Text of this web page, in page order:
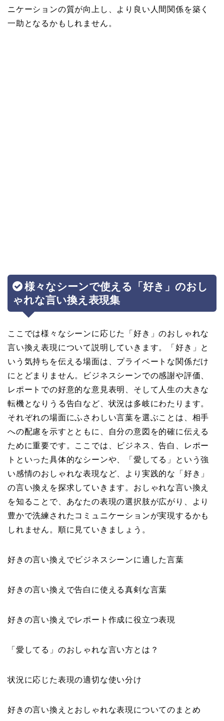
ニケーションの質が向上し、より良い人間関係を築く
一助となるかもしれません。
様々なシーンで使える「好き」のおし
ゃれな言い換え表現集
ここでは様々なシーンに応じた「好き」のおしゃれな
言い換え表現について説明していきます。「好き」と
いう気持ちを伝える場面は、プライベートな関係だけ
にとどまりません。ビジネスシーンでの感謝や評価、
レポートでの好意的な意見表明、そして人生の大きな
転機となりうる告白など、状況は多岐にわたります。
それぞれの場面にふさわしい言葉を選ぶことは、相手
への配慮を示すとともに、自分の意図を的確に伝える
ために重要です。ここでは、ビジネス、告白、レポー
トといった具体的なシーンや、「愛してる」という強
い感情のおしゃれな表現など、より実践的な「好き」
の言い換えを探求していきます。おしゃれな言い換え
を知ることで、あなたの表現の選択肢が広がり、より
豊かで洗練されたコミュニケーションが実現するかも
しれません。順に見ていきましょう。
好きの言い換えでビジネスシーンに適した言葉
好きの言い換えで告白に使える真剣な言葉
好きの言い換えでレポート作成に役立つ表現
「愛してる」のおしゃれな言い方とは？
状況に応じた表現の適切な使い分け
好きの言い換えとおしゃれな表現についてのまとめ